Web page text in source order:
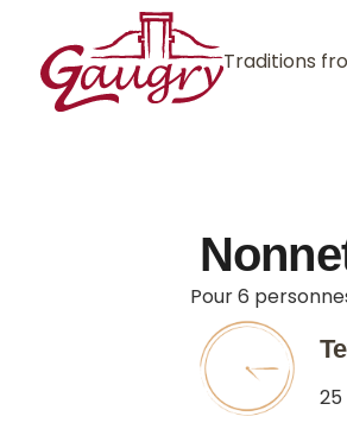
Traditions
Pour 6